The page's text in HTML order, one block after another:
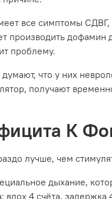
все симптомы
проблему.
что у них
получают
К
лучше, чем
дыхание,
4 счёта,